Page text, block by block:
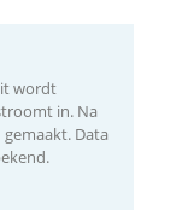
wordt
in. Na
Data